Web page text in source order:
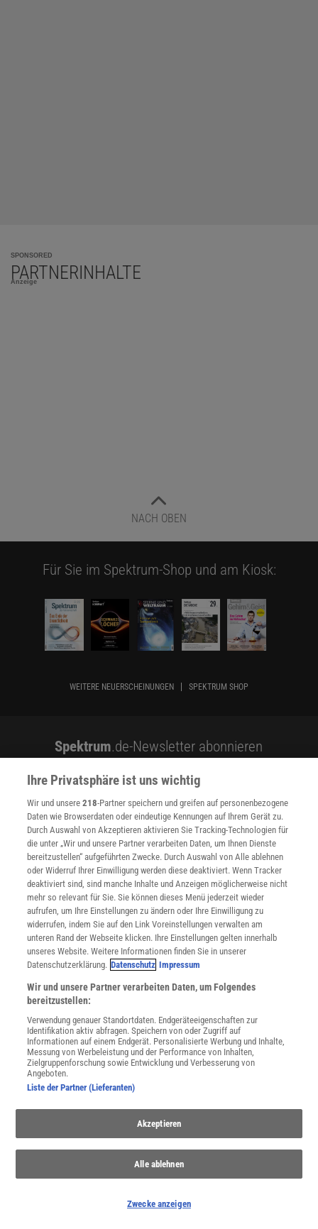
SPONSORED
PARTNERINHALTE
Anzeige
NACH OBEN
Für Sie im Spektrum-Shop und am Kiosk:
WEITERE NEUERSCHEINUNGEN SPEKTRUM SHOP
Spektrum.de-Newsletter abonnieren
JETZT ANMELDEN!
Sie können unsere Newsletter jederzeit wieder abbestellen. Infos zu unserem Umgang
mit Ihren personenbezogenen Daten finden Sie in unsererDatenschutzerklärung.
SERVICES
Newsletter
Kontakt
Spektrum Shop
Im Handel kaufen
Presse
Verträge kündigen
Widerruf
INFO
Mediadaten
Datenschutz
Nutzungsbedingungen
Cookie-Einstellungen
Utiq verwalten
Alle Artikel
WEITERE ANGEBOTE
Sprachen lernen mit Gymglish
Ihre Privatsphäre ist uns wichtig
Wir und unsere218-Partner speichern und greifen auf personenbezogene
Daten wie Browserdaten oder eindeutige Kennungen auf Ihrem Gerät zu.
Durch Auswahl von Akzeptieren aktivieren Sie Tracking-Technologien für
die unter „Wir und unsere Partner verarbeiten Daten, um Ihnen Dienste
bereitzustellen“ aufgeführten Zwecke. Durch Auswahl von Alle ablehnen
oder Widerruf Ihrer Einwilligung werden diese deaktiviert. Wenn Tracker
deaktiviert sind, sind manche Inhalte und Anzeigen möglicherweise nicht
mehr so relevant für Sie. Sie können dieses Menü jederzeit wieder
aufrufen, um Ihre Einstellungen zu ändern oder Ihre Einwilligung zu
widerrufen, indem Sie auf den Link Voreinstellungen verwalten am
unteren Rand der Webseite klicken. Ihre Einstellungen gelten innerhalb
unseres Website. Weitere Informationen finden Sie in unserer
Datenschutzerklärung. Datenschutz Impressum
Wir und unsere Partner verarbeiten Daten, um Folgendes
bereitzustellen:
Verwendung genauer Standortdaten. Endgeräteeigenschaften zur
Identifikation aktiv abfragen. Speichern von oder Zugriff auf
Informationen auf einem Endgerät. Personalisierte Werbung und Inhalte,
Messung von Werbeleistung und der Performance von Inhalten,
Zielgruppenforschung sowie Entwicklung und Verbesserung von
Angeboten.
Liste der Partner (Lieferanten)
Akzeptieren
Alle ablehnen
Zwecke anzeigen